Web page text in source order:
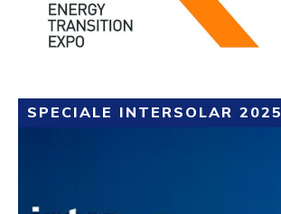
SPECIALE INTERSOLAR 2025